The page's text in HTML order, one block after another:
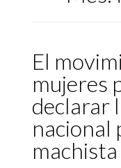
El
mujeres
declarar
nacional